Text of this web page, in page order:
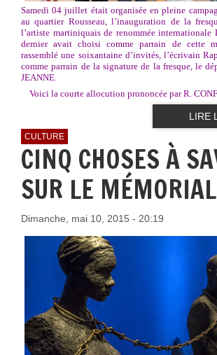
Samedi 04 juillet était organisée en pleine
au quartier Rousseau, l’inauguration de la
l’artiste martiniquais de renommée internationale
dernier avait choisi comme parrain de cette
rassemblé une soixantaine d’invités, l’écrivain
comme parrain de la signature de la fresque, le
JEANNE.
Voici la courte allocution prononcée par R.
LIRE
CULTURE
CINQ CHOSES À
SUR LE
Dimanche, mai 10, 2015 - 20:19